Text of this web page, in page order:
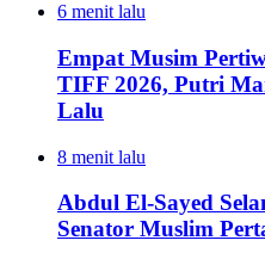
6 menit lalu
Empat Musim
TIFF 2026, Putri
Lalu
8 menit lalu
Abdul El-Sayed
Senator Muslim